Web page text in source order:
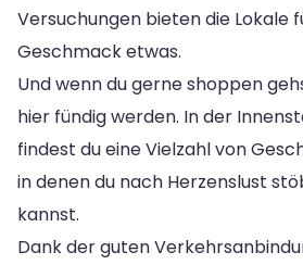
Versuchungen bieten die Lokale
Geschmack etwas.
Und wenn du gerne shoppen
hier fündig werden. In der
findest du eine Vielzahl von
in denen du nach Herzenslust
kannst.
Dank der guten